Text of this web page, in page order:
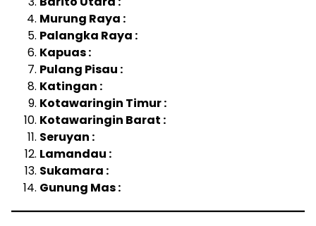
Murung Raya :
Palangka Raya :
Kapuas :
Pulang Pisau :
Katingan :
Kotawaringin Timur :
Kotawaringin Barat :
Seruyan :
Lamandau :
Sukamara :
Gunung Mas :